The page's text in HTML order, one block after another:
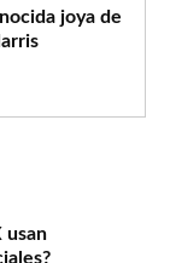
joya de
usan